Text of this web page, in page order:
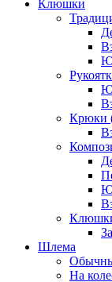
Клюшки
Крюки
Клюшки
Шлема
На